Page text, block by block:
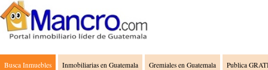
Busca Inmuebles Inmobiliarias en Guatemala Gremiales en Guatemala Publica